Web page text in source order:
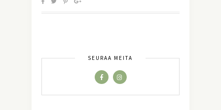
SEURAA MEITÄ